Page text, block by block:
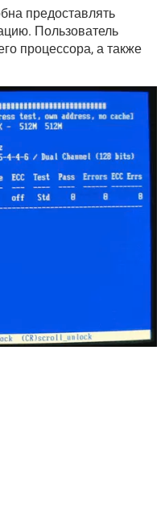
предоставлять
Пользователь
процессора, а также